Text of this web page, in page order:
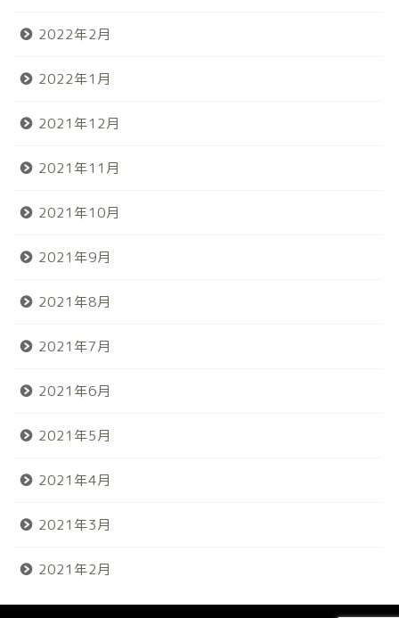
2022年2月
2022年1月
2021年12月
2021年11月
2021年10月
2021年9月
2021年8月
2021年7月
2021年6月
2021年5月
2021年4月
2021年3月
2021年2月